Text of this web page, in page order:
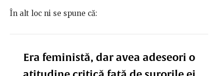
În alt loc ni se spune că:
Era feministă, dar avea adeseori o